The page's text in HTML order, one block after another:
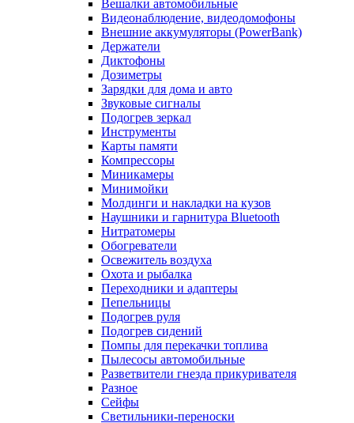
Вешалки автомобильные
Видеонаблюдение, видеодомофоны
Внешние аккумуляторы (PowerBank)
Держатели
Диктофоны
Дозиметры
Зарядки для дома и авто
Звуковые сигналы
Подогрев зеркал
Инструменты
Карты памяти
Компрессоры
Миникамеры
Минимойки
Молдинги и накладки на кузов
Наушники и гарнитура Bluetooth
Нитратомеры
Обогреватели
Освежитель воздуха
Охота и рыбалка
Переходники и адаптеры
Пепельницы
Подогрев руля
Подогрев сидений
Помпы для перекачки топлива
Пылесосы автомобильные
Разветвители гнезда прикуривателя
Разное
Сейфы
Светильники-переноски